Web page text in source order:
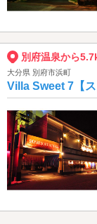
別府温泉から
大分県 別府市浜町
Villa Sweet 7【ス